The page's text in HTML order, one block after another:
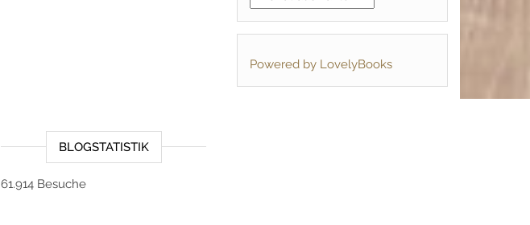
Powered by LovelyBooks
BLOGSTATISTIK
61.914 Besuche